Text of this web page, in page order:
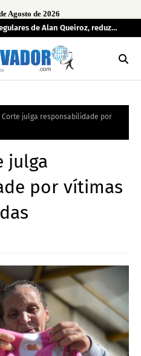
Agosto de 2026
de Alan Queiroz, reduz
Corte julga responsabilidade por
julga
por vítimas